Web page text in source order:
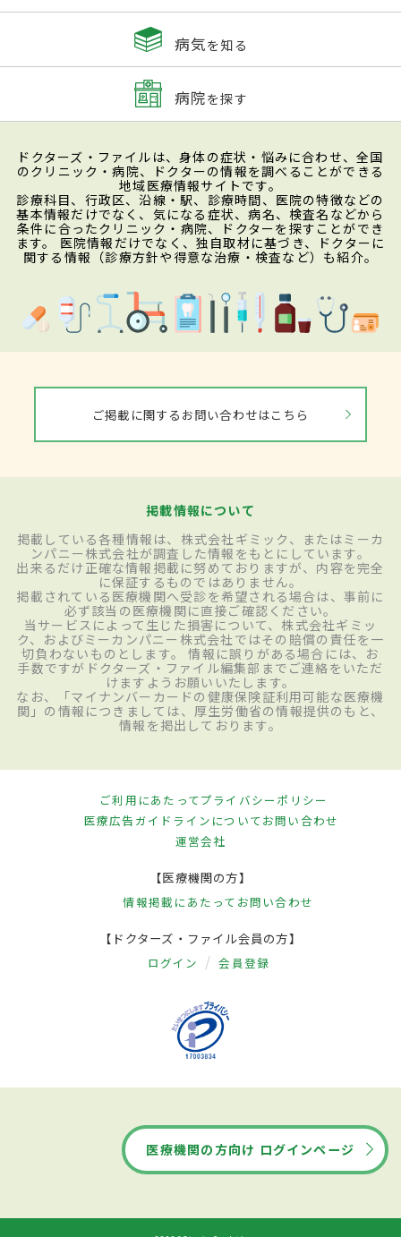
病気を知る
病院を探す
ドクターズ・ファイルは、身体の症状・悩みに合わせ、全国
のクリニック・病院、ドクターの情報を調べることができる
地域医療情報サイトです。
診療科目、行政区、沿線・駅、診療時間、医院の特徴などの
基本情報だけでなく、気になる症状、病名、検査名などから
条件に合ったクリニック・病院、ドクターを探すことができ
ます。 医院情報だけでなく、独自取材に基づき、ドクターに
関する情報（診療方針や得意な治療・検査など）も紹介。
ご掲載に関するお問い合わせはこちら
掲載情報について
掲載している各種情報は、株式会社ギミック、またはミーカ
ンパニー株式会社が調査した情報をもとにしています。
出来るだけ正確な情報掲載に努めておりますが、内容を完全
に保証するものではありません。
掲載されている医療機関へ受診を希望される場合は、事前に
必ず該当の医療機関に直接ご確認ください。
当サービスによって生じた損害について、株式会社ギミッ
ク、およびミーカンパニー株式会社ではその賠償の責任を一
切負わないものとします。 情報に誤りがある場合には、お
手数ですがドクターズ・ファイル編集部までご連絡をいただ
けますようお願いいたします。
なお、「マイナンバーカードの健康保険証利用可能な医療機
関」の情報につきましては、厚生労働省の情報提供のもと、
情報を掲出しております。
ご利用にあたってプライバシーポリシー
医療広告ガイドラインについてお問い合わせ
運営会社
【医療機関の方】
情報掲載にあたって お問い合わせ
【ドクターズ・ファイル会員の方】
ログイン 会員登録
医療機関の方向け ログインページ